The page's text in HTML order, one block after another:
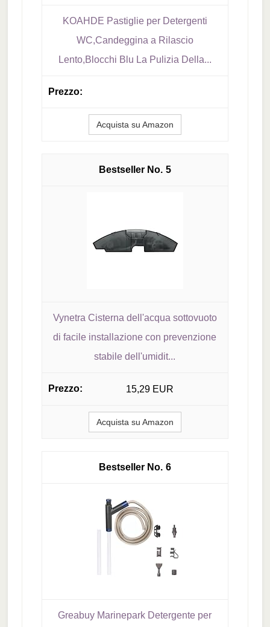
KOAHDE Pastiglie per Detergenti
WC,Candeggina a Rilascio
Lento,Blocchi Blu La Pulizia Della...
Acquista su Amazon
5
Vynetra Cisterna dell'acqua sottovuoto
di facile installazione con prevenzione
stabile dell'umidit...
15,29 EUR
Acquista su Amazon
6
Greabuy Marinepark Detergente per